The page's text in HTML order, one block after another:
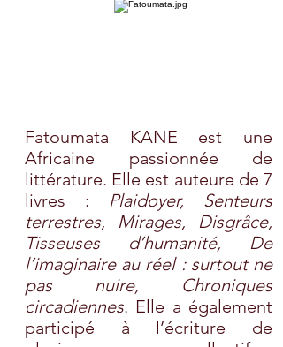
Fatoumata KANE est une
Africaine passionnée de
littérature. Elle est auteure de 7
livres : Plaidoyer, Senteurs
terrestres, Mirages, Disgrâce,
Tisseuses d’humanité, De
l’imaginaire au réel : surtout ne
pas nuire, Chroniques
circadiennes. Elle a également
participé à l’écriture de